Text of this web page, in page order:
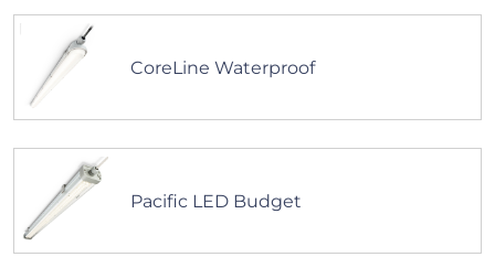
CoreLine Waterproof
Pacific LED Budget